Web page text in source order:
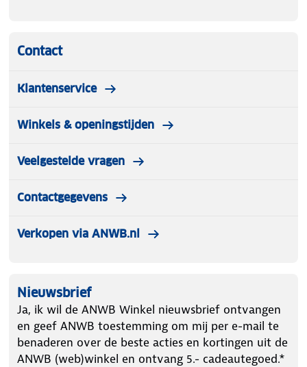
Contact
Klantenservice
Winkels & openingstijden
Veelgestelde vragen
Contactgegevens
Verkopen via ANWB.nl
Nieuwsbrief
Ja, ik wil de ANWB Winkel nieuwsbrief ontvangen
en geef ANWB toestemming om mij per e-mail te
benaderen over de beste acties en kortingen uit de
ANWB (web)winkel en ontvang 5.- cadeautegoed.*